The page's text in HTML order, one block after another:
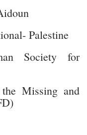
Palestine
Society for
Missing and